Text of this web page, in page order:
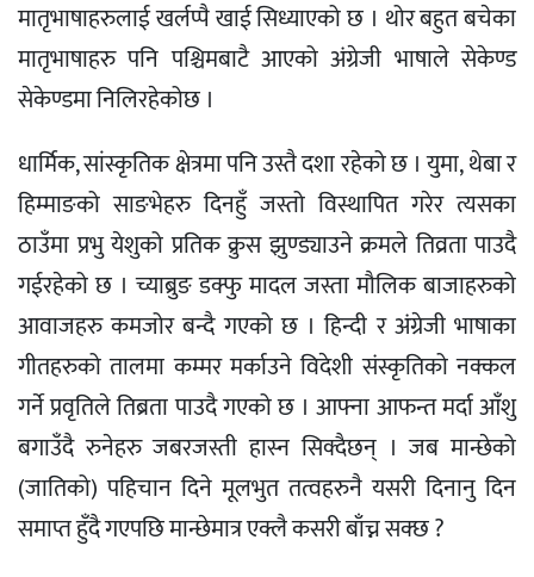
मातृभाषाहरुलाई खर्लप्पै खाई सिध्याएको छ । थोर बहुत बचेका
मातृभाषाहरु पनि पश्चिमबाटै आएको अंग्रेजी भाषाले सेकेण्ड
सेकेण्डमा निलिरहेकोछ ।
धार्मिक, सांस्कृतिक क्षेत्रमा पनि उस्तै दशा रहेको छ । युमा, थेबा र
हिम्माङको साङभेहरु दिनहुँ जस्तो विस्थापित गरेर त्यसका
ठाउँमा प्रभु येशुको प्रतिक क्रुस झुण्ड्याउने क्रमले तिव्रता पाउदै
गईरहेको छ । च्याब्रुङ डक्फु मादल जस्ता मौलिक बाजाहरुको
आवाजहरु कमजोर बन्दै गएको छ । हिन्दी र अंग्रेजी भाषाका
गीतहरुको तालमा कम्मर मर्काउने विदेशी संस्कृतिको नक्कल
गर्ने प्रवृतिले तिब्रता पाउदै गएको छ । आफ्ना आफन्त मर्दा आँशु
बगाउँदै रुनेहरु जबरजस्ती हास्न सिक्दैछन् । जब मान्छेको
(जातिको) पहिचान दिने मूलभुत तत्वहरुनै यसरी दिनानु दिन
समाप्त हुँदै गएपछि मान्छेमात्र एक्लै कसरी बाँच्न सक्छ ?